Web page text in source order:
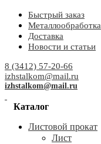
Быстрый заказ
Металлообработка
Доставка
Новости и статьи
8 (3412) 57-20-66
izhstalkom@mail.ru
izhstalkom@mail.ru
Каталог
Листовой прокат
Лист